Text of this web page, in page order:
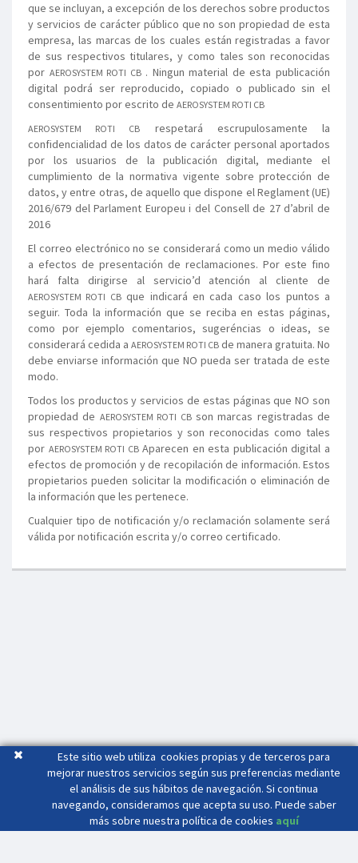
que se incluyan, a excepción de los derechos sobre productos
y servicios de carácter público que no son propiedad de esta
empresa, las marcas de los cuales están registradas a favor
de sus respectivos titulares, y como tales son reconocidas
por AEROSYSTEM ROTI CB. Ningun material de esta publicación
digital podrá ser reproducido, copiado o publicado sin el
consentimiento por escrito de AEROSYSTEM ROTI CB
AEROSYSTEM ROTI CB
respetará escrupulosamente la
confidencialidad de los datos de carácter personal aportados
por los usuarios de la publicación digital, mediante el
cumplimiento de la normativa vigente sobre protección de
datos, y entre otras, de aquello que dispone el Reglament (UE)
2016/679 del Parlament Europeu i del Consell de 27 d’abril de
2016
El correo electrónico no se considerará como un medio válido
a efectos de presentación de reclamaciones. Por este fino
hará falta dirigirse al servicio’d atención al cliente de
AEROSYSTEM ROTI CBque indicará en cada caso los puntos a
seguir. Toda la información que se reciba en estas páginas,
como por ejemplo comentarios, sugeréncias o ideas, se
considerará cedida a AEROSYSTEM ROTI CB de manera gratuita. No
debe enviarse información que NO pueda ser tratada de este
modo.
Todos los productos y servicios de estas páginas que NO son
propiedad de AEROSYSTEM ROTI CBson marcas registradas de
sus respectivos propietarios y son reconocidas como tales
por AEROSYSTEM ROTI CBAparecen en esta publicación digital a
efectos de promoción y de recopilación de información. Estos
propietarios pueden solicitar la modificación o eliminación de
la información que les pertenece.
Cualquier tipo de notificación y/o reclamación solamente será
válida por notificación escrita y/o correo certificado.
Este sitio web utiliza cookies propias y de terceros para
mejorar nuestros servicios según sus preferencias mediante
el análisis de sus hábitos de navegación. Si continua
navegando, consideramos que acepta su uso. Puede saber
más sobre nuestra política de cookies aquí